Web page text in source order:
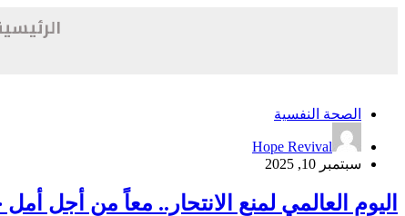
الصحة النفسية
Hope Revival
سبتمبر 10, 2025
اليوم العالمي لمنع الانتحار.. معاً من أجل